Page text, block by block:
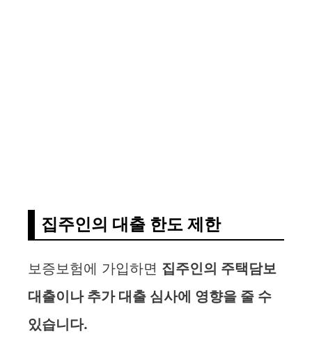
집주인의 대출 한도 제한
보증보험에 가입하면 집주인의 주택담보
대출이나 추가 대출 심사에 영향을 줄 수
있습니다.